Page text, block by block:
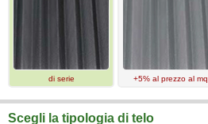
di serie +5% al prezzo al mq
Scegli la tipologia di telo